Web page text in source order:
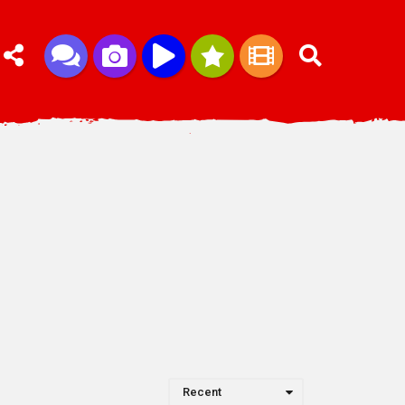
Recent